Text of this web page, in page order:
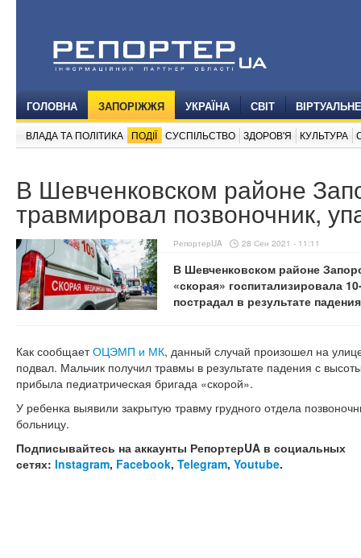
ГОЛОВНА ЗАПОРІЖЖЯ УКРАЇНА СВІТ
ВЛАДА ТА ПОЛІТИКА ПОДІЇ СУСПІЛЬСТВО ЗДОРОВ'Я КУЛЬТУРА
В Шевченковском районе
травмировал позвоночник,
РепортерUA 28 Сен 2021 - 11:11
В Шевченковском районе
«скорая» госпитализировала
пострадал в результате
Как сообщаетОЦЭМП и МК, данный случай произошел на
подвал. Мальчик получил травмы в результате падения с
прибыла педиатрическая бригада «скорой».
У ребенка выявили закрытую травму грудного отдела
больницу.
Подписывайтесь на аккаунты РепортерUA в социальных
сетях: Instagram, Facebook, Telegram, Youtube.